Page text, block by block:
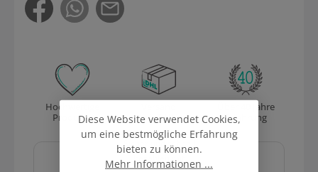
Hochwertige
Produkte
mit DHL
Über 40 Jahre
Erfahrung
Sicher und schnell
bezahlen mit
Diese Website verwendet Cookies,
um eine bestmögliche Erfahrung
bieten zu können.
Mehr Informationen ...